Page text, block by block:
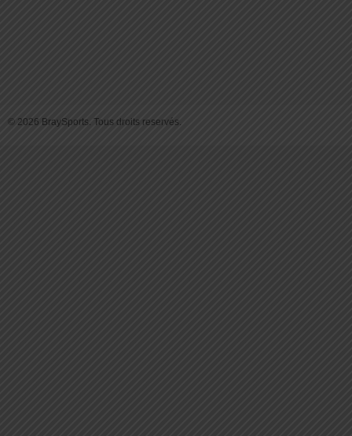
© 2026 BraySports. Tous droits reservés.